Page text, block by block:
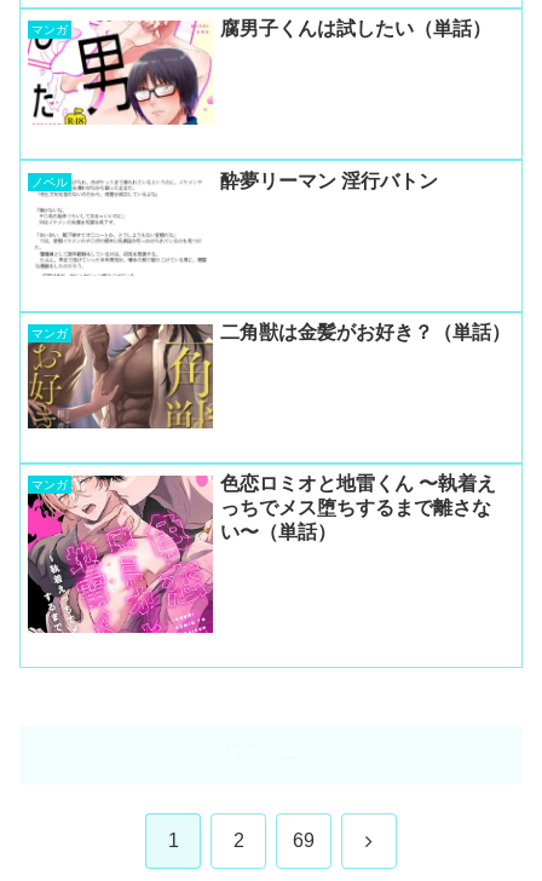
マンガ 腐男子くんは試したい（単話）
ノベル 酔夢リーマン 淫行バトン
マンガ 二角獣は金髪がお好き？（単話）
マンガ
色恋ロミオと地雷くん 〜執着え
っちでメス堕ちするまで離さな
い〜（単話）
1 2 69 次